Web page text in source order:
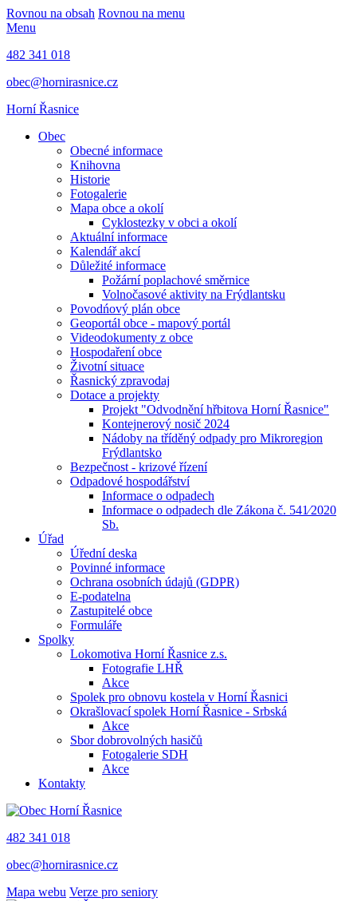
Rovnou na obsah Rovnou na menu
Menu
482 341 018
obec@hornirasnice.cz
Horní Řasnice
Obec
Obecné informace
Knihovna
Historie
Fotogalerie
Mapa obce a okolí
Cyklostezky v obci a okolí
Aktuální informace
Kalendář akcí
Důležité informace
Požární poplachové směrnice
Volnočasové aktivity na Frýdlantsku
Povodńový plán obce
Geoportál obce - mapový portál
Videodokumenty z obce
Hospodaření obce
Životní situace
Řasnický zpravodaj
Dotace a projekty
Projekt "Odvodnění hřbitova Horní Řasnice"
Kontejnerový nosič 2024
Nádoby na tříděný odpady pro Mikroregion
Frýdlantsko
Bezpečnost - krizové řízení
Odpadové hospodářství
Informace o odpadech
Informace o odpadech dle Zákona č. 541⁄2020
Sb.
Úřad
Úřední deska
Povinné informace
Ochrana osobních údajů (GDPR)
E-podatelna
Zastupitelé obce
Formuláře
Spolky
Lokomotiva Horní Řasnice z.s.
Fotografie LHŘ
Akce
Spolek pro obnovu kostela v Horní Řasnici
Okrašlovací spolek Horní Řasnice - Srbská
Akce
Sbor dobrovolných hasičů
Fotogalerie SDH
Akce
Kontakty
482 341 018
obec@hornirasnice.cz
Mapa webu Verze pro seniory